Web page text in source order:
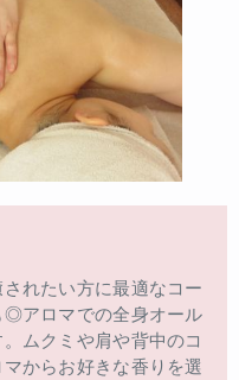
れたい方に最適なコー
◎アロマでの全身オール
ムクミや肩や背中のコ
からお好きな香りを選